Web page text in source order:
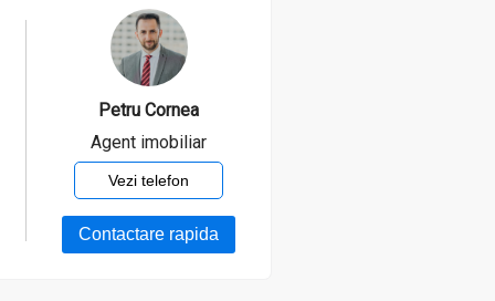
vizionare
Doresc sa fiu sunat
Petru Cornea
Agent imobiliar
Petru Cornea
Agent imobiliar
Vezi telefon
Contactare rapida